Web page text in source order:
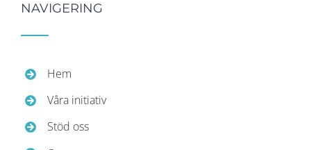
NAVIGERING
Hem
Våra initiativ
Stöd oss